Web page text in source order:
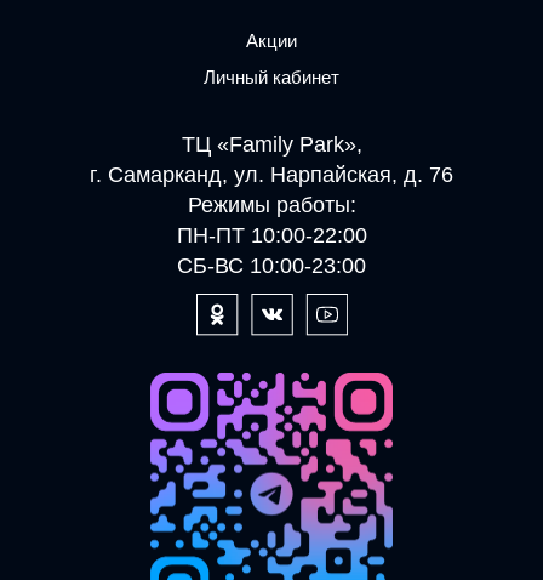
Акции
Личный кабинет
ТЦ «Family Park»,
г. Самарканд, ул. Нарпайская, д. 76
Режимы работы:
ПН-ПТ 10:00-22:00
СБ-ВС 10:00-23:00